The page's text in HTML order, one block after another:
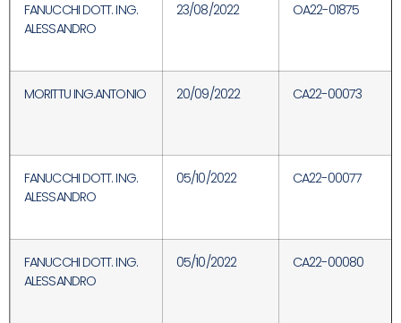
FANUCCHI DOTT. ING.
ALESSANDRO
23/08/2022 OA22-01875
MORITTU ING.ANTONIO 20/09/2022 CA22-00073
FANUCCHI DOTT. ING.
ALESSANDRO
05/10/2022 CA22-00077
FANUCCHI DOTT. ING.
ALESSANDRO
05/10/2022 CA22-00080